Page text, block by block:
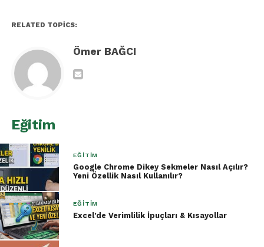
Hücreye
satış rakamını özetle")
Copilot verilerinizi analiz ederek doğal
dilde yanıt döner.
Avantajları
Zaman kazandırır, karmaşık formüllere
gerek bırakmaz.
Veri özetleri, trendler ve içgörüler hızlı
çıkar.
Yeni başlayan kullanıcılar için veri
analizi kolaylaşır.
RELATED TOPICS:
Ömer BAĞCI
Eğitim
EĞITIM
Google Chrome Dikey Sekmeler Nasıl Açılır?
Yeni Özellik Nasıl Kullanılır?
EĞITIM
Excel’de Verimlilik İpuçları & Kısayollar